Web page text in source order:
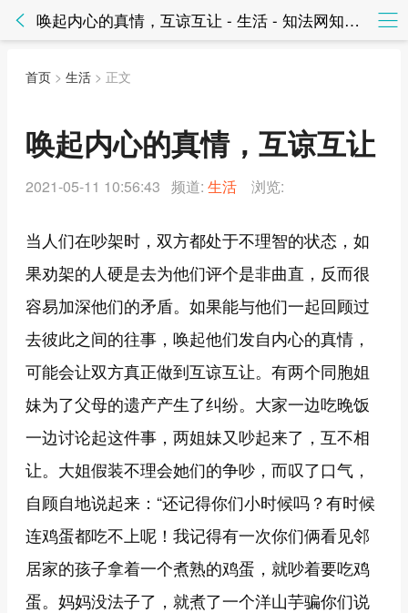
唤起内心的真情，互谅互让 - 生活 - 知法网知法网
首页 > 生活 > 正文
唤起内心的真情，互谅互让
2021-05-11 10:56:43 频道: 生活 浏览:
当人们在吵架时，双方都处于不理智的状态，如
果劝架的人硬是去为他们评个是非曲直，反而很
容易加深他们的矛盾。如果能与他们一起回顾过
去彼此之间的往事，唤起他们发自内心的真情，
可能会让双方真正做到互谅互让。有两个同胞姐
妹为了父母的遗产产生了纠纷。大家一边吃晚饭
一边讨论起这件事，两姐妹又吵起来了，互不相
让。大姐假装不理会她们的争吵，而叹了口气，
自顾自地说起来：“还记得你们小时候吗？有时候
连鸡蛋都吃不上呢！我记得有一次你们俩看见邻
居家的孩子拿着一个煮熟的鸡蛋，就吵着要吃鸡
蛋。妈妈没法子了，就煮了一个洋山芋骗你们说